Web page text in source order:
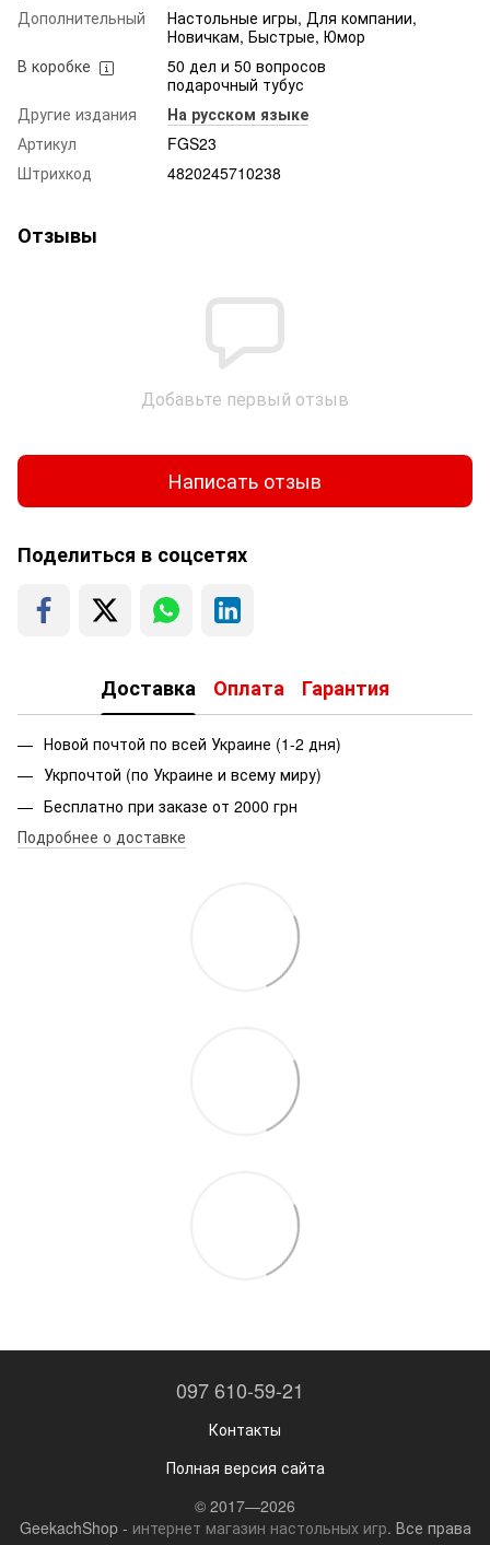
Дополнительный
Настольные игры, Для компании,
Новичкам, Быстрые, Юмор
В коробке
50 дел и 50 вопросов
подарочный тубус
Другие издания
На русском языке
Артикул
FGS23
Штрихкод
4820245710238
Отзывы
Добавьте первый отзыв
Написать отзыв
Поделиться в соцсетях
Доставка Оплата Гарантия
Новой почтой по всей Украине (1-2 дня)
Укрпочтой (по Украине и всему миру)
Бесплатно при заказе от 2000 грн
Подробнее о доставке
097 610-59-21
Контакты
Полная версия сайта
© 2017—2026
GeekachShop - интернет магазин настольных игр. Все права